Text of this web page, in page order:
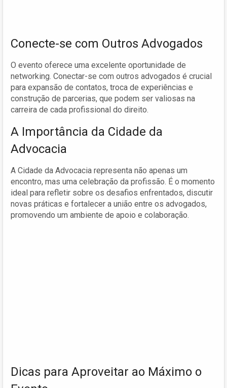
Conecte-se com Outros Advogados
O evento oferece uma excelente oportunidade de
networking. Conectar-se com outros advogados é crucial
para expansão de contatos, troca de experiências e
construção de parcerias, que podem ser valiosas na
carreira de cada profissional do direito.
A Importância da Cidade da
Advocacia
A Cidade da Advocacia representa não apenas um
encontro, mas uma celebração da profissão. É o momento
ideal para refletir sobre os desafios enfrentados, discutir
novas práticas e fortalecer a união entre os advogados,
promovendo um ambiente de apoio e colaboração.
Dicas para Aproveitar ao Máximo o